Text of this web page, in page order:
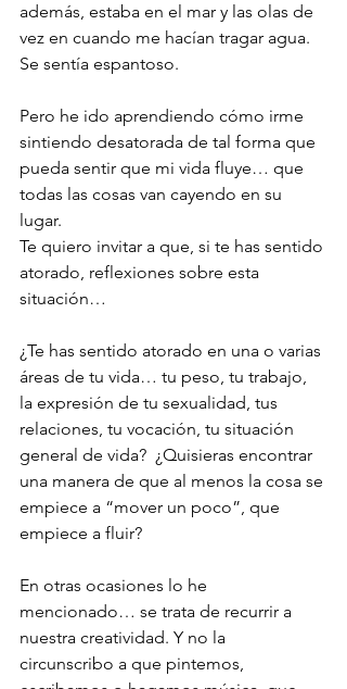
además, estaba en el mar y las olas de
vez en cuando me hacían tragar agua.
Se sentía espantoso.
Pero he ido aprendiendo cómo irme
sintiendo desatorada de tal forma que
pueda sentir que mi vida fluye… que
todas las cosas van cayendo en su
lugar.
Te quiero invitar a que, si te has sentido
atorado, reflexiones sobre esta
situación…
¿Te has sentido atorado en una o varias
áreas de tu vida… tu peso, tu trabajo,
la expresión de tu sexualidad, tus
relaciones, tu vocación, tu situación
general de vida?  ¿Quisieras encontrar
una manera de que al menos la cosa se
empiece a “mover un poco”, que
empiece a fluir?
En otras ocasiones lo he
mencionado… se trata de recurrir a
nuestra creatividad. Y no la
circunscribo a que pintemos,